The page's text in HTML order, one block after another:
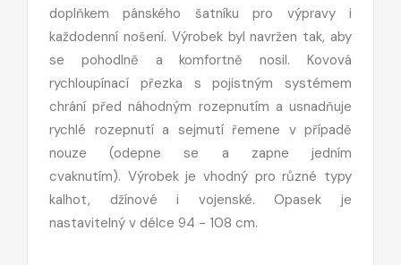
doplňkem pánského šatníku pro výpravy i
každodenní nošení. Výrobek byl navržen tak, aby
se pohodlně a komfortně nosil. Kovová
rychloupínací přezka s pojistným systémem
chrání před náhodným rozepnutím a usnadňuje
rychlé rozepnutí a sejmutí řemene v případě
nouze (odepne se a zapne jedním
cvaknutím). Výrobek je vhodný pro různé typy
kalhot, džínové i vojenské. Opasek je
nastavitelný v délce 94 - 108 cm.